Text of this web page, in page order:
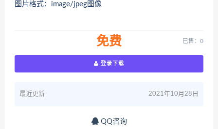
图片格式：image/jpeg图像
免费 已售：0
登录下载
最近更新 2021年10月28日
QQ咨询